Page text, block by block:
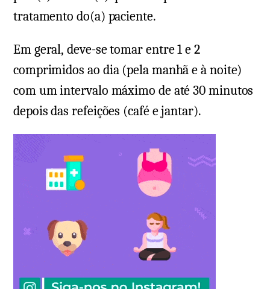
tratamento do(a) paciente.
Em geral, deve-se tomar entre 1 e 2
comprimidos ao dia (pela manhã e à noite)
com um intervalo máximo de até 30 minutos
depois das refeições (café e jantar).